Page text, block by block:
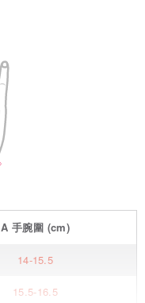
A手腕圍 (cm)
14-15.5
15.5-16.5